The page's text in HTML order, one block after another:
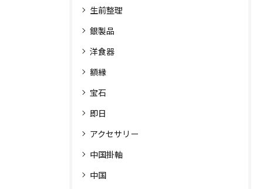
生前整理
銀製品
洋食器
額縁
宝石
即日
アクセサリー
中国掛軸
中国